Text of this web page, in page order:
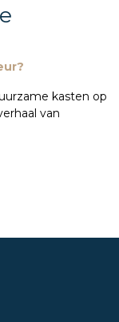
kasten op
van